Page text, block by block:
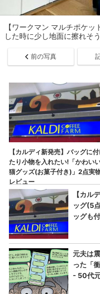
【ワークマン マルチポケ
した時に少し地面に擦れそ
前の写真